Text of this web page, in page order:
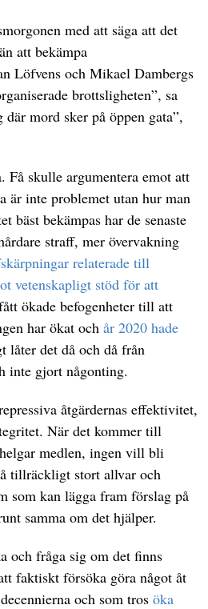
med att säga att det
att bekämpa
Löfvens och Mikael Dambergs
brottsligheten”, sa
mord sker på öppen gata”,
Få skulle argumentera emot att
är inte problemet utan hur man
bäst bekämpas har de senaste
straff, mer övervakning
relaterade till
vetenskapligt stöd för att
ökade befogenheter till att
har ökat och år 2020 hade
låter det då och då från
inte gjort någonting.
åtgärdernas effektivitet,
När det kommer till
medlen, ingen vill bli
tillräckligt stort allvar och
som kan lägga fram förslag på
samma om det hjälper.
och fråga sig om det finns
faktiskt försöka göra något åt
och som tros öka